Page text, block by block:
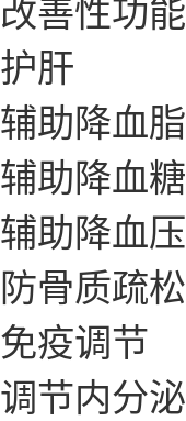
改善性功能
护肝
辅助降血脂
辅助降血糖
辅助降血压
防骨质疏松
免疫调节
调节内分泌